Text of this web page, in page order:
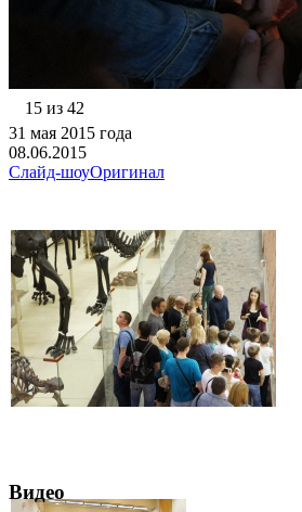
15 из 42
31 мая 2015 года
08.06.2015
Слайд-шоуОригинал
Видео